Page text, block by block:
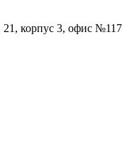
корпус 3, офис №117